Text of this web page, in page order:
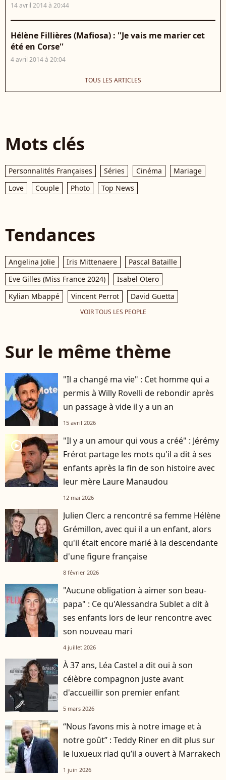
14 avril 2014 à 20:44
Hélène Fillières (Mafiosa) : ''Je vais me marier cet
été en Corse''
4 avril 2014 à 20:04
TOUS LES ARTICLES
Mots clés
Personnalités Françaises Séries Cinéma
Mariage
Love
Couple Photo Top News
Tendances
Angelina Jolie Iris Mittenaere
Pascal Bataille
Eve Gilles (Miss France 2024)
Isabel Otero
Kylian Mbappé
Vincent Perrot David Guetta
VOIR TOUS LES PEOPLE
Sur le même thème
"Il a changé ma vie" : Cet homme qui a
permis à Willy Rovelli de rebondir après
un passage à vide il y a un an
15 avril 2026
player2
"Il y a un amour qui vous a créé" : Jérémy
Frérot partage les mots qu'il a dit à ses
enfants après la fin de son histoire avec
leur mère Laure Manaudou
12 mai 2026
Julien Clerc a rencontré sa femme Hélène
Grémillon, avec qui il a un enfant, alors
qu'il était encore marié à la descendante
d'une figure française
8 février 2026
"Aucune obligation à aimer son beau-
papa" : Ce qu'Alessandra Sublet a dit à
ses enfants lors de leur rencontre avec
son nouveau mari
4 juillet 2026
À 37 ans, Léa Castel a dit oui à son
célèbre compagnon juste avant
d'accueillir son premier enfant
5 mars 2026
“Nous l’avons mis à notre image et à
notre goût” : Teddy Riner en dit plus sur
le luxueux riad qu’il a ouvert à Marrakech
1 juin 2026